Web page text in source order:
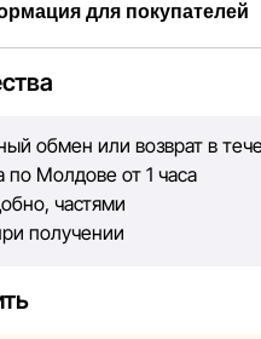
для покупателей
магазинов Sportlandia,
работаем над тем, чтобы
вас
решение о покупке.
на постоянный
или сбоев. Мы также
обмен или возврат в
по Молдове от 1 часа
частями
получении